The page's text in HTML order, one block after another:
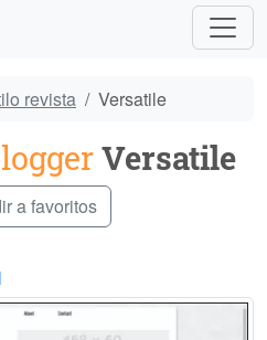
revista Versatile
Versatile
a favoritos